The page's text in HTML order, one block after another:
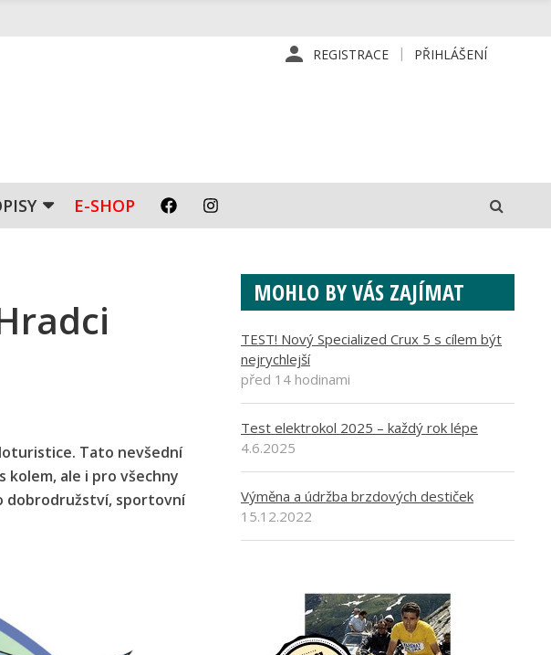
REGISTRACE PŘIHLÁŠENÍ
E-SHOP
Tato nevšední
kolem, ale i pro všechny
dobrodružství, sportovní
MOHLO BY VÁS ZAJÍMAT
TEST! Nový Specialized Crux 5 s cílem být
nejrychlejší
před 14 hodinami
Test elektrokol 2025 – každý rok lépe
4.6.2025
Výměna a údržba brzdových destiček
15.12.2022